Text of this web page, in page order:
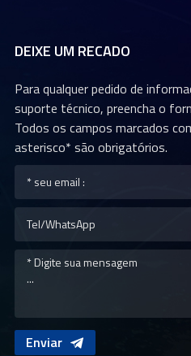
DEIXE UM RECADO
Para qualquer pedido de
suporte técnico, preencha o
Todos os campos marcados
asterisco* são obrigatórios.
Enviar